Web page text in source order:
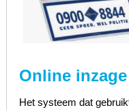
Online inzage
Het systeem dat